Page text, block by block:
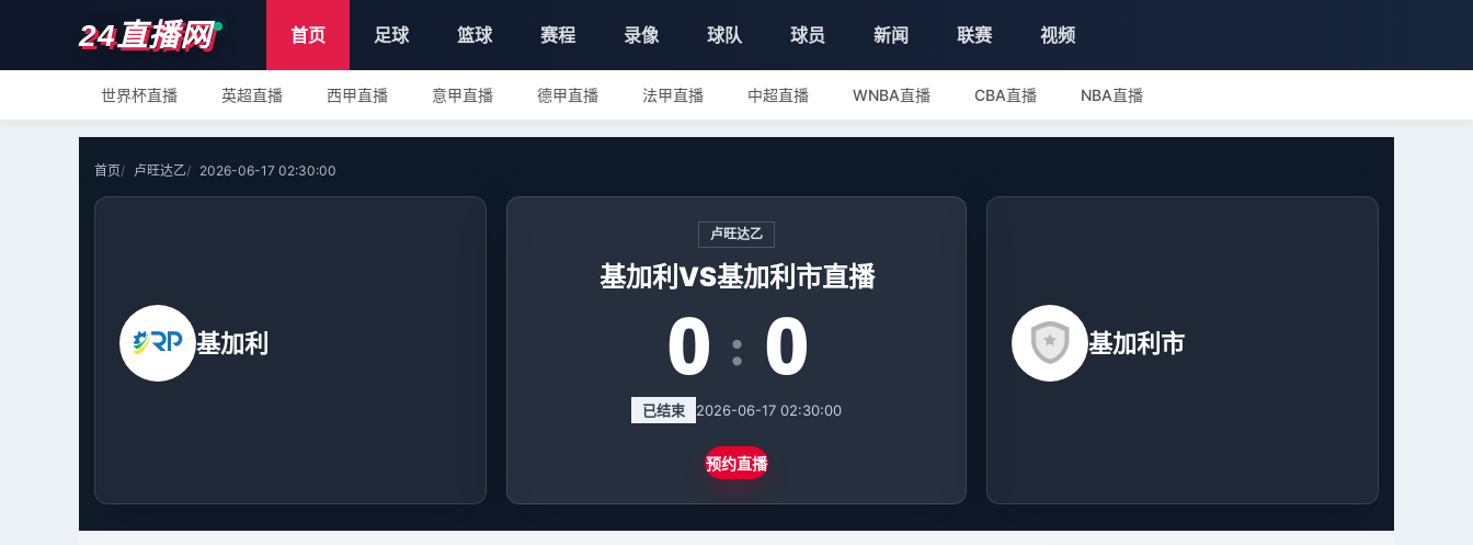
24直播网 首页 足球 篮球 赛程 录像 球队 球员 新闻 联赛 视频
世界杯直播 英超直播 西甲直播 意甲直播 德甲直播 法甲直播 中超直播 WNBA直播 CBA直播 NBA直播
首页 卢旺达乙 2026-06-17 02:30:00
基加利
卢旺达乙
基加利VS基加利市直播
0 : 0
已结束 2026-06-17 02:30:00
预约直播
基加利市